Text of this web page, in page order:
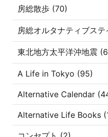
房総散歩 (70)
房総オルタナティブス
東北地方太平洋沖地震
A Life in Tokyo (95)
Alternative Calendar
Alternative Life Books